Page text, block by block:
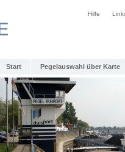
Hilfe
Start Pegelauswahl über Karte